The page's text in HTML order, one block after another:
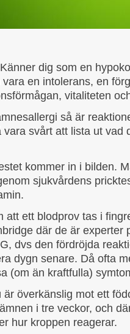
dig som en
en intolerans, en
vitaliteten
så är
svårt att lista ut vad
kommer in i bilden.
sjukvårdens
att ett blodprov tas i
där de är experter
dvs den fördröjda
dygn senare. Då ofta
(om än kraftfulla)
överkänslig mot ett
i tre veckor, och
hur kroppen reagerar.